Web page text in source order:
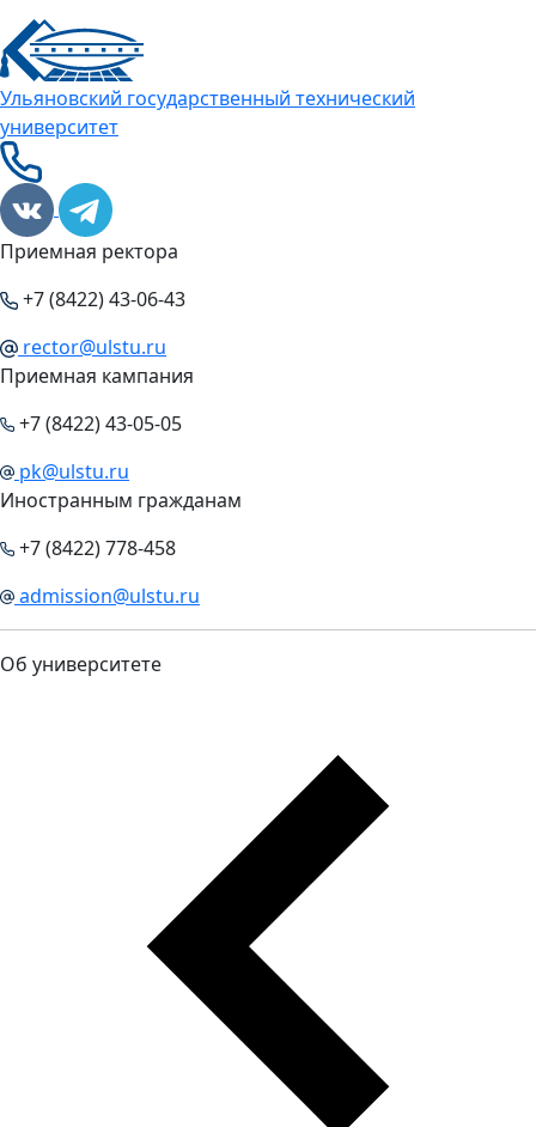
Ульяновский государственный технический
университет
Приемная ректора
+7 (8422) 43-06-43
rector@ulstu.ru
Приемная кампания
+7 (8422) 43-05-05
pk@ulstu.ru
Иностранным гражданам
+7 (8422) 778-458
admission@ulstu.ru
Об университете